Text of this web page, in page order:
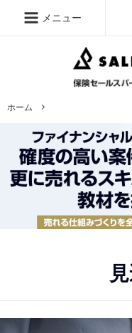
メニュー
ホーム